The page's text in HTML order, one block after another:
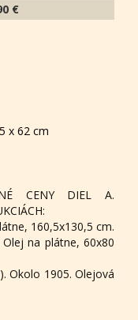
€
x 62 cm
CENY DIEL A.
160,5x130,5 cm.
na plátne, 60x80
Okolo 1905. Olejová